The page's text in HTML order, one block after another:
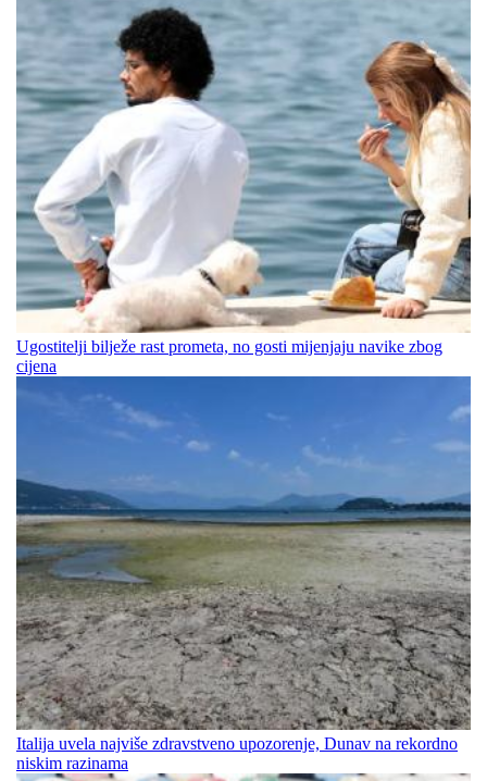
Ugostitelji bilježe rast prometa, no gosti mijenjaju navike zbog
cijena
Italija uvela najviše zdravstveno upozorenje, Dunav na rekordno
niskim razinama